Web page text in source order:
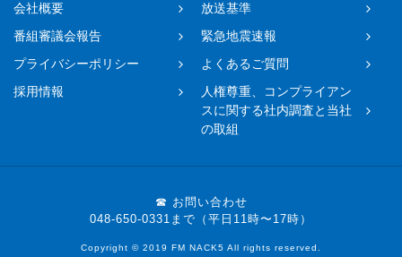
会社概要
放送基準
番組審議会報告
緊急地震速報
プライバシーポリシー
よくあるご質問
採用情報
人権尊重、コンプライアン
スに関する社内調査と当社
の取組
☎ お問い合わせ
048-650-0331まで（平日11時〜17時）
Copyright © 2019 FM NACK5 All rights reserved.